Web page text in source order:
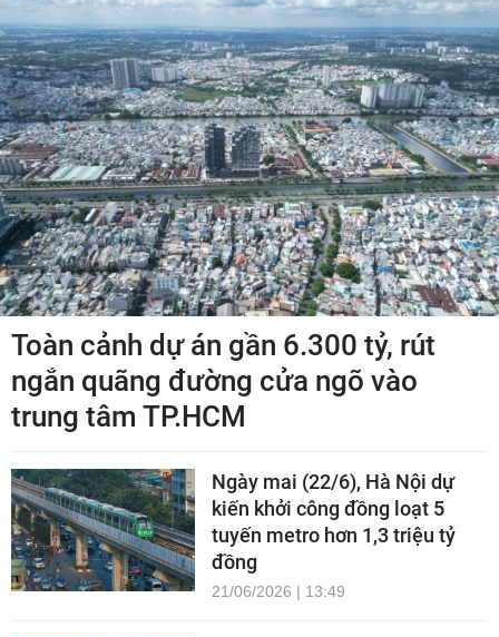
Toàn cảnh dự án gần 6.300 tỷ, rút
ngắn quãng đường cửa ngõ vào
trung tâm TP.HCM
Ngày mai (22/6), Hà Nội dự
kiến khởi công đồng loạt 5
tuyến metro hơn 1,3 triệu tỷ
đồng
21/06/2026 | 13:49